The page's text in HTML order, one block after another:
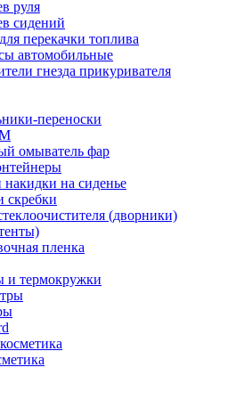
руля
сидений
перекачки топлива
автомобильные
гнезда прикуривателя
переноски
омыватель фар
на сиденье
скребки
(дворники)
пленка
и термокружки